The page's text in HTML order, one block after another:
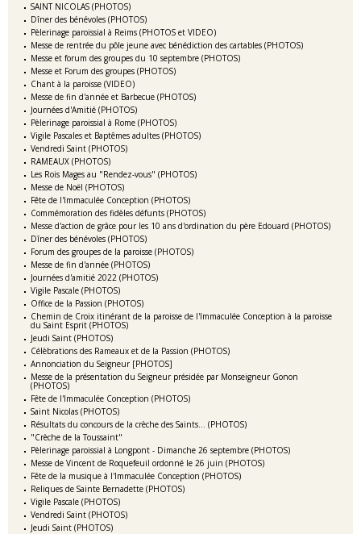
SAINT NICOLAS (PHOTOS)
Dîner des bénévoles (PHOTOS)
Pèlerinage paroissial à Reims (PHOTOS et VIDEO)
Messe de rentrée du pôle jeune avec bénédiction des cartables (PHOTOS)
Messe et forum des groupes du 10 septembre (PHOTOS)
Messe et Forum des groupes (PHOTOS)
Chant à la paroisse (VIDEO)
Messe de fin d'année et Barbecue (PHOTOS)
Journées d'Amitié (PHOTOS)
Pèlerinage paroissial à Rome (PHOTOS)
Vigile Pascales et Baptêmes adultes (PHOTOS)
Vendredi Saint (PHOTOS)
RAMEAUX (PHOTOS)
Les Rois Mages au "Rendez-vous" (PHOTOS)
Messe de Noël (PHOTOS)
Fête de l'Immaculée Conception (PHOTOS)
Commémoration des fidèles défunts (PHOTOS)
Messe d'action de grâce pour les 10 ans d'ordination du père Edouard (PHOTOS)
Dîner des bénévoles (PHOTOS)
Forum des groupes de la paroisse (PHOTOS)
Messe de fin d'année (PHOTOS)
Journées d'amitié 2022 (PHOTOS)
Vigile Pascale (PHOTOS)
Office de la Passion (PHOTOS)
Chemin de Croix itinérant de la paroisse de l'Immaculée Conception à la paroisse
du Saint Esprit (PHOTOS)
Jeudi Saint (PHOTOS)
Célèbrations des Rameaux et de la Passion (PHOTOS)
Annonciation du Seigneur [PHOTOS]
Messe de la présentation du Seigneur présidée par Monseigneur Gonon
(PHOTOS)
Fête de l'Immaculée Conception (PHOTOS)
Saint Nicolas (PHOTOS)
Résultats du concours de la crèche des Saints... (PHOTOS)
"Crèche de la Toussaint"
Pèlerinage paroissial à Longpont - Dimanche 26 septembre (PHOTOS)
Messe de Vincent de Roquefeuil ordonné le 26 juin (PHOTOS)
Fête de la musique à l'Immaculée Conception (PHOTOS)
Reliques de Sainte Bernadette (PHOTOS)
Vigile Pascale (PHOTOS)
Vendredi Saint (PHOTOS)
Jeudi Saint (PHOTOS)